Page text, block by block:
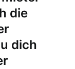
die
dich